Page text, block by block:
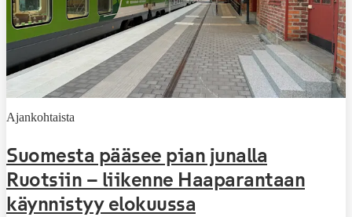
Ajankohtaista
Suomesta pääsee pian junalla
Ruotsiin – liikenne Haaparantaan
käynnistyy elokuussa